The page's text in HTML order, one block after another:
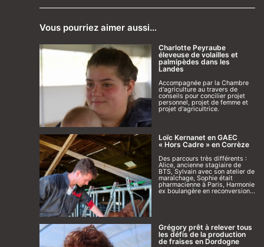
Vous pourriez aimer aussi…
Charlotte Peyraube
éleveuse de volailles et
palmipèdes dans les
Landes
Accompagnée par la Chambre
d'agriculture au travers de
conseils pour concilier projet
personnel, projet de femme et
projet d'agricultrice.
Loïc Kernanet en GAEC
« Hors Cadre » en Corrèze
Des parcours très différents :
Alice, ancienne stagiaire de
BTS, Sylvain avec son atelier de
maraîchage, Sophie était
pharmacienne à Paris, Harmonie
ex boulangère en reconversion...
Grégory prêt à relever tous
les défis de la production
de fraises en Dordogne